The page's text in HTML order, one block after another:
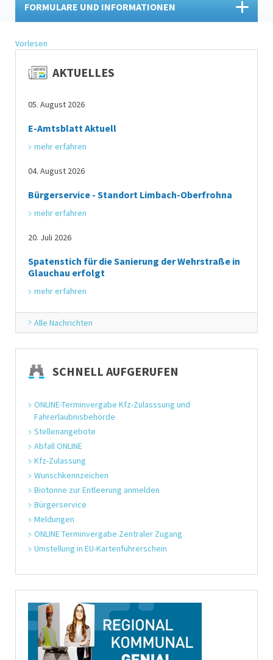
FORMULARE UND INFORMATIONEN
Vorlesen
AKTUELLES
05. August 2026
E-Amtsblatt Aktuell
mehr erfahren
04. August 2026
Bürgerservice - Standort Limbach-Oberfrohna
mehr erfahren
20. Juli 2026
Spatenstich für die Sanierung der Wehrstraße in
Glauchau erfolgt
mehr erfahren
Alle Nachrichten
SCHNELL AUFGERUFEN
ONLINE-Terminvergabe Kfz-Zulasssung und
Fahrerlaubnisbehörde
Stellenangebote
Abfall ONLINE
Kfz-Zulassung
Wunschkennzeichen
Biotonne zur Entleerung anmelden
Bürgerservice
Meldungen
ONLINE Terminvergabe Zentraler Zugang
Umstellung in EU-Kartenführerschein